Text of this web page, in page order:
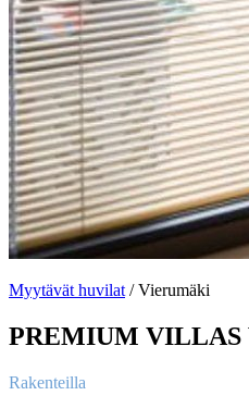
Myytävät huvilat / Vierumäki
PREMIUM
Rakenteilla